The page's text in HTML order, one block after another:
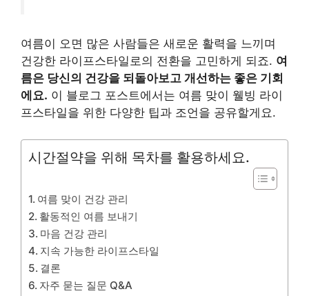
여름이 오면 많은 사람들은 새로운 활력을 느끼며
건강한 라이프스타일로의 전환을 고민하게 되죠. 여
름은 당신의 건강을 되돌아보고 개선하는 좋은 기회
에요. 이 블로그 포스트에서는 여름 맞이 웰빙 라이
프스타일을 위한 다양한 팁과 조언을 공유할게요.
시간절약을 위해 목차를 활용하세요.
여름 맞이 건강 관리
활동적인 여름 보내기
마음 건강 관리
지속 가능한 라이프스타일
결론
자주 묻는 질문 Q&A